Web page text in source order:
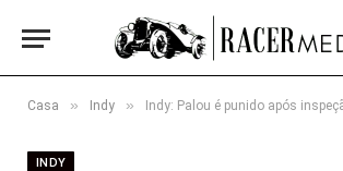
Casa » Indy » Indy: Palou é punido após
INDY